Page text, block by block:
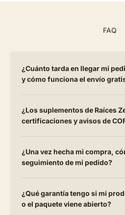
FAQ
¿Cuánto tarda en llegar mi
y cómo funciona el envío
¿Los suplementos de Raíces
certificaciones y avisos de
¿Una vez hecha mi compra,
seguimiento de mi pedido?
¿Qué garantía tengo si mi
o el paquete viene abierto?